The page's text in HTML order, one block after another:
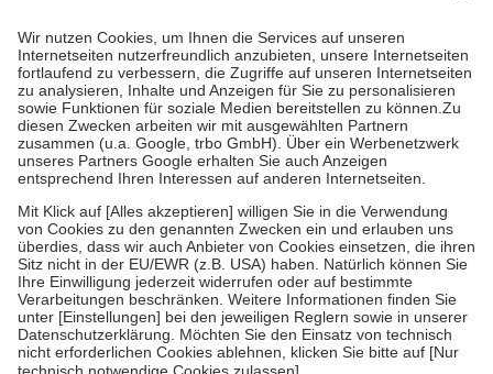
Grundsätzlich leisten Mitglieder Zuzahlungen in Höhe von zehn
Prozent des Abgabepreises,mindestensjedochfünf Euround
höchstens zehn Euro.Es sind jedoch nie mehr als die tatsächlichen
Kosten der Leistung zu entrichten.
Diese Regeln gelten grundsätzlich auch für Online-Apotheken.
Bei Heilmitteln und häuslicher Krankenpflege beträgt die
Zuzahlung zehn Prozent der Kosten sowie zehn Euro je
Um das Engagement der Versicherten für ihre eigene Gesundheit zu
stärken und die besondere Stellung der Familie zu unterstützen,
fallenkeine Zuzahlungen an bei:
• Kindern und Jugendlichen bis zum vollendeten 18. Lebensjahr
mit Ausnahme der Fahrkosten
• Untersuchungen zur Vorsorge und Früherkennung, die von der
GKV getragen werden